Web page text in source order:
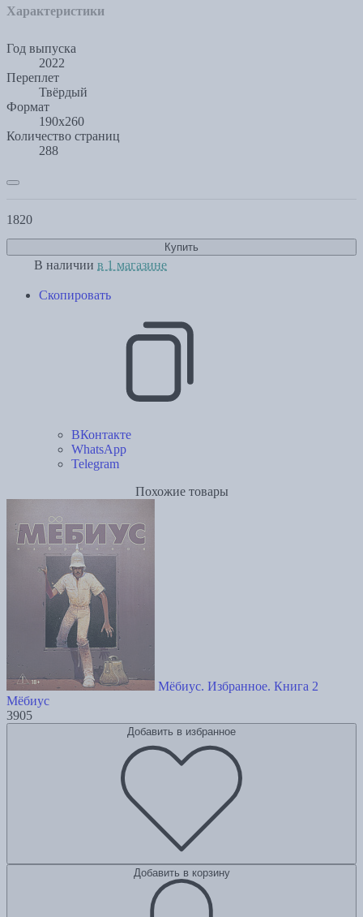
Характеристики
Год выпуска
2022
Переплет
Твёрдый
Формат
190x260
Количество страниц
288
1820
Купить
В наличии в 1 магазине
Скопировать
ВКонтакте
WhatsApp
Telegram
Похожие товары
Мёбиус. Избранное. Книга 2
Мёбиус
3905
Добавить в избранное
Добавить в корзину